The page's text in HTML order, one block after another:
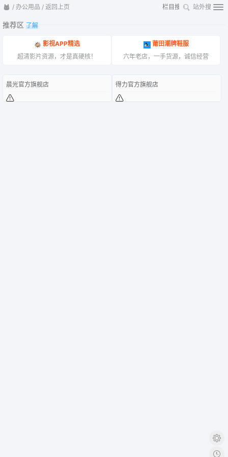
/ 办公用品 / 返回上页 站外搜
推荐区 了解
影视APP精选
超清影片资源，才是真硬核！
莆田潮牌鞋服
六年老店，一手货源，诚信经营
晨光官方旗舰店 得力官方旗舰店